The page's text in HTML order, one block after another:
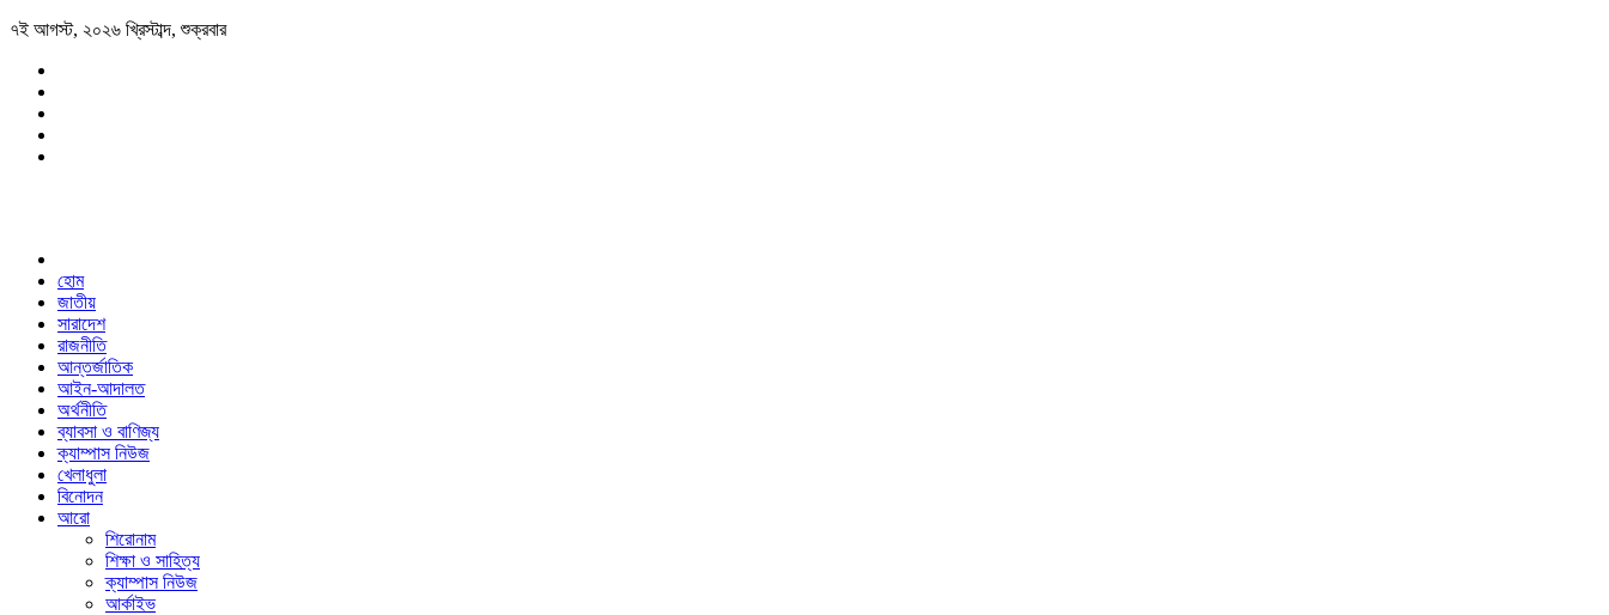
৭ই আগস্ট, ২০২৬ খ্রিস্টাব্দ, শুক্রবার
হোম
জাতীয়
সারাদেশ
রাজনীতি
আন্তর্জাতিক
আইন-আদালত
অর্থনীতি
ব্যাবসা ও বাণিজ্য
ক্যাম্পাস নিউজ
খেলাধুলা
বিনোদন
আরো
শিরোনাম
শিক্ষা ও সাহিত্য
ক্যাম্পাস নিউজ
আর্কাইভ